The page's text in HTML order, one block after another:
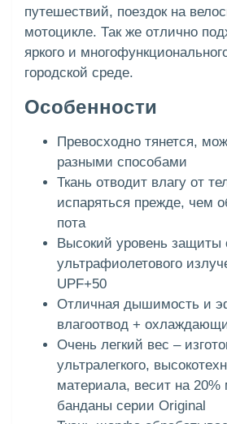
путешествий, поездок на
мотоцикле. Так же отлично
яркого и
городской среде.
Особенности
Превосходно тянется,
разными способами
Ткань отводит влагу от
испаряться прежде, чем
пота
Высокий уровень защиты
ультрафиолетового
UPF+50
Отличная дышимость и
влагоотвод +
Очень легкий вес –
ультралегкого,
материала, весит на
банданы серии Original